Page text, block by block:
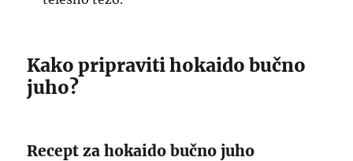
Kako pripraviti hokaido bučno
juho?
Recept za hokaido bučno juho